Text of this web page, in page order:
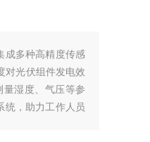
成多种高精度传感
对光伏组件发电效
湿度、气压等参
统，助力工作人员